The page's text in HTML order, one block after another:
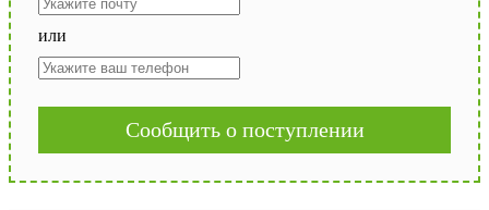
или
Сообщить о поступлении